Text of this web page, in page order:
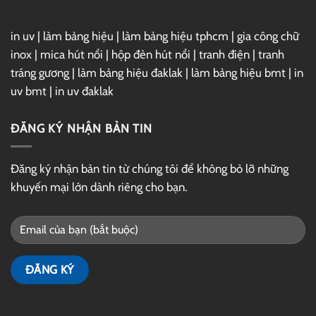
in uv | làm bảng hiệu | làm bảng hiệu tphcm | gia công chữ
inox | mica hút nổi | hộp đèn hút nổi | tranh điện | tranh
tráng gương | làm bảng hiệu đaklak | làm bảng hiệu bmt | in
uv bmt | in uv đaklak
ĐĂNG KÝ NHẬN BẢN TIN
Đăng ký nhận bản tin từ chúng tôi để không bỏ lỡ những
khuyến mại lớn dành riêng cho bạn.